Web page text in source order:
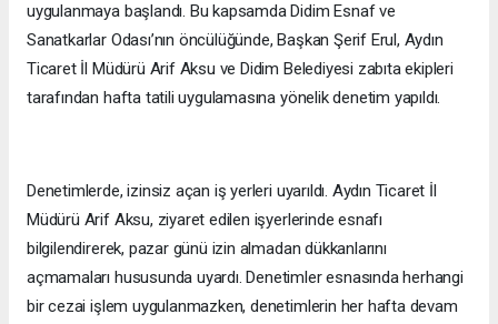
uygulanmaya başlandı. Bu kapsamda Didim Esnaf ve
Sanatkarlar Odası’nın öncülüğünde, Başkan Şerif Erul, Aydın
Ticaret İl Müdürü Arif Aksu ve Didim Belediyesi zabıta ekipleri
tarafından hafta tatili uygulamasına yönelik denetim yapıldı.
Denetimlerde, izinsiz açan iş yerleri uyarıldı. Aydın Ticaret İl
Müdürü Arif Aksu, ziyaret edilen işyerlerinde esnafı
bilgilendirerek, pazar günü izin almadan dükkanlarını
açmamaları hususunda uyardı. Denetimler esnasında herhangi
bir cezai işlem uygulanmazken, denetimlerin her hafta devam